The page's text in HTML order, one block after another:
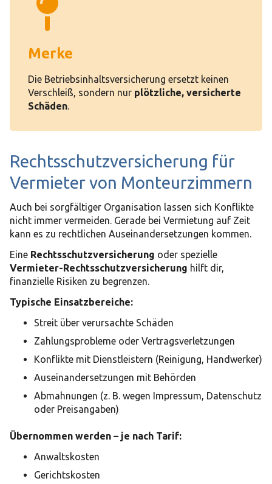
Merke
Die Betriebsinhaltsversicherung ersetzt keinen
Verschleiß, sondern nur plötzliche, versicherte
Schäden.
Rechtsschutzversicherung für
Vermieter von Monteurzimmern
Auch bei sorgfältiger Organisation lassen sich Konflikte
nicht immer vermeiden. Gerade bei Vermietung auf Zeit
kann es zu rechtlichen Auseinandersetzungen kommen.
Eine Rechtsschutzversicherung oder spezielle
Vermieter-Rechtsschutzversicherung hilft dir,
finanzielle Risiken zu begrenzen.
Typische Einsatzbereiche:
Streit über verursachte Schäden
Zahlungsprobleme oder Vertragsverletzungen
Konflikte mit Dienstleistern (Reinigung, Handwerker)
Auseinandersetzungen mit Behörden
Abmahnungen (z. B. wegen Impressum, Datenschutz
oder Preisangaben)
Übernommen werden – je nach Tarif:
Anwaltskosten
Gerichtskosten